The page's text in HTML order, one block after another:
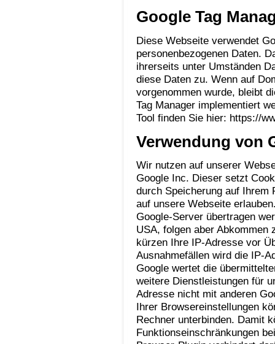
Google Tag
Diese Webseite verwendet
personenbezogenen Daten.
ihrerseits unter Umständen
diese Daten zu. Wenn auf
vorgenommen wurde, bleibt
Tag Manager implementiert
Tool finden Sie hier: https://
Verwendung von
Wir nutzen auf unserer
Google Inc. Dieser setzt
durch Speicherung auf Ihrem
auf unsere Webseite
Google-Server übertragen
USA, folgen aber
kürzen Ihre IP-Adresse vor
Ausnahmefällen wird die IP-
Google wertet die
weitere Dienstleistungen für
Adresse nicht mit anderen
Ihrer Browsereinstellungen
Rechner unterbinden. Damit
Funktionseinschränkungen